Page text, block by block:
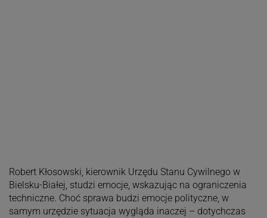
Robert Kłosowski, kierownik Urzędu Stanu Cywilnego w
Bielsku-Białej, studzi emocje, wskazując na ograniczenia
techniczne. Choć sprawa budzi emocje polityczne, w
samym urzędzie sytuacja wygląda inaczej – dotychczas